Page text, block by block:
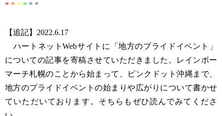
* * * * * *
【追記】2022.6.17
ハートネットWebサイトに「地方のプライドイベント」
についての記事を寄稿させていただきました。レインボー
マーチ札幌のことから始まって、ピンクドット沖縄まで、
地方のプライドイベントの始まりや広がりについて書かせ
ていただいております。そちらもぜひ読んでみてくださ